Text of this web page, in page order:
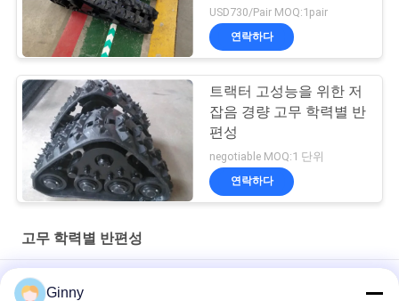
USD730/Pair MOQ:1pair
연락하다
트랙터 고성능을 위한 저
잡음 경량 고무 학력별 반
편성
negotiable MOQ:1 단위
연락하다
고무 학력별 반편성
1000KG 부하와 주문 제작된 농업 고무 궤도 시스템
Ginny